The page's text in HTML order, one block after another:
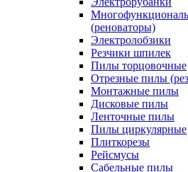
(реноваторы)
Электролобзики
Резчики шпилек
Пилы торцовочные
Отрезные пилы
Монтажные пилы
Дисковые пилы
Ленточные пилы
Пилы циркулярные
Плиткорезы
Рейсмусы
Сабельные пилы